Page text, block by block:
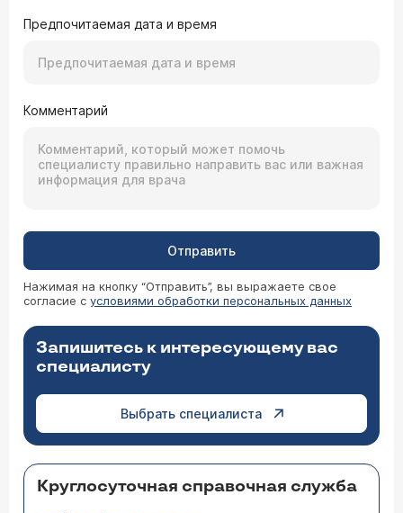
Предпочитаемая дата и время
Комментарий
Отправить
Нажимая на кнопку “Отправить”, вы выражаете свое
согласие с условиями обработки персональных данных
Запишитесь к интересующему вас
специалисту
Выбрать специалиста
Круглосуточная справочная служба